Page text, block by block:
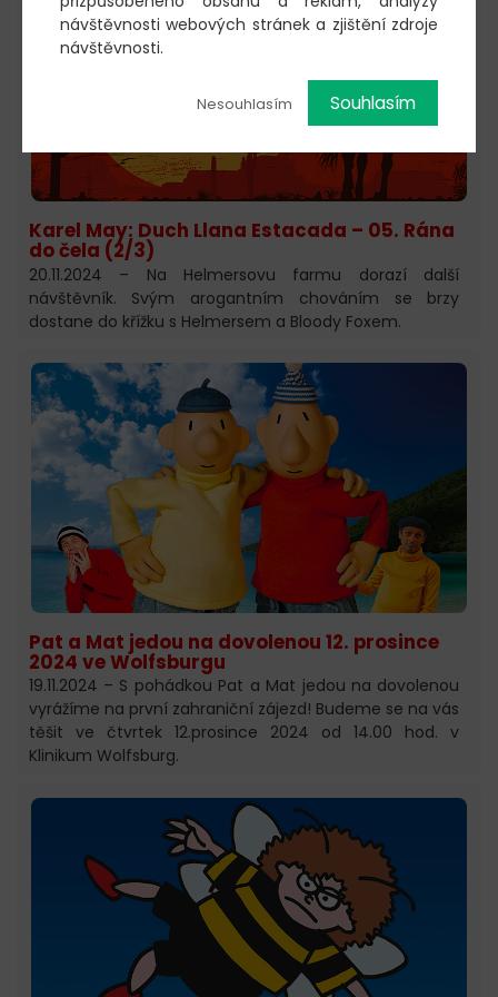
Karel May: Duch Llana Estacada – 05. Rána
do čela (2/3)
20.11.2024 – Na Helmersovu farmu dorazí další
návštěvník. Svým arogantním chováním se brzy
dostane do křížku s Helmersem a Bloody Foxem.
Pat a Mat jedou na dovolenou 12. prosince
2024 ve Wolfsburgu
19.11.2024 – S pohádkou Pat a Mat jedou na dovolenou
vyrážíme na první zahraniční zájezd! Budeme se na vás
těšit ve čtvrtek 12.prosince 2024 od 14.00 hod. v
Klinikum Wolfsburg.
návštěvnosti webových stránek a zjištění zdroje
návštěvnosti.
Nesouhlasím Souhlasím